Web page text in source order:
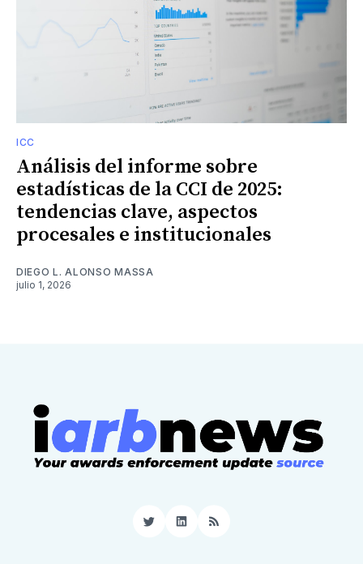
ICC
Análisis del informe sobre
estadísticas de la CCI de 2025:
tendencias clave, aspectos
procesales e institucionales
DIEGO L. ALONSO MASSA
julio 1, 2026
TwitterLinkedIn
RSS